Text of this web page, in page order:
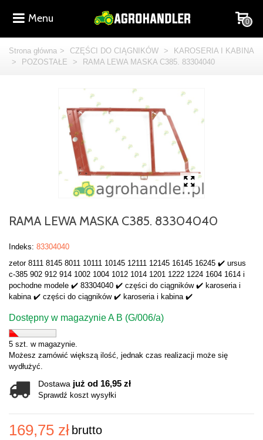
Menu 0
Strona główna > CZĘŚCI DO CIĄGNIKÓW >
KAROSERIA I KABINA
>
POZOSTAŁE > RAMA LEWA MASKA C385. 83304040
RAMA LEWA MASKA C385. 83304040
Indeks: 83304040
zetor 8111 8145 8011 10111 10145 12111 12145 16145 16245 ✔️ ursus
c-385 902 912 914 1002 1004 1012 1014 1201 1222 1224 1604 1614 i
pochodne modele ✔️ 83304040 ✔️ części do ciągników ✔️ karoseria i
kabina ✔️ części do ciągników ✔️ karoseria i kabina ✔️
Dostępny w magazynie A B (G/006/a)
5 szt. w magazynie.
Możesz zamówić większą ilość, jednak czas realizacji może się
wydłużyć.
Dostawa już od 16,95 zł
Sprawdź koszt wysyłki
169,75 zł brutto